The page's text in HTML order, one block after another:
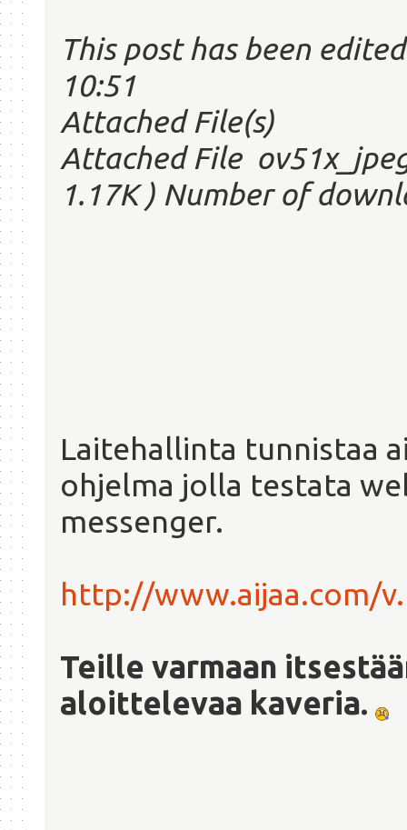
This post has been
10:51
Attached File(s)
Attached File
1.17K ) Number of
Laitehallinta tunnistaa
ohjelma jolla testata
messenger.
http://www.aijaa.com/
Teille varmaan
aloittelevaa kaveria.